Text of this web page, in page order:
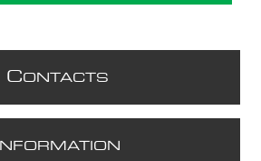
CONTACTS
NFORMATION